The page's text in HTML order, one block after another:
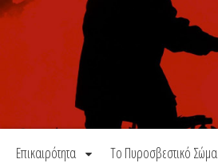
Επικαιρότητα Το Πυροσβεστικό Σώμα